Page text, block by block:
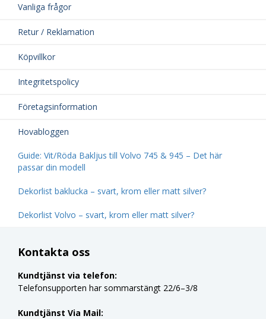
Vanliga frågor
Retur / Reklamation
Köpvillkor
Integritetspolicy
Företagsinformation
Hovabloggen
Guide: Vit/Röda Bakljus till Volvo 745 & 945 – Det här
passar din modell
Dekorlist baklucka – svart, krom eller matt silver?
Dekorlist Volvo – svart, krom eller matt silver?
Kontakta oss
Kundtjänst via telefon:
Telefonsupporten har sommarstängt 22/6–3/8
Kundtjänst Via Mail: